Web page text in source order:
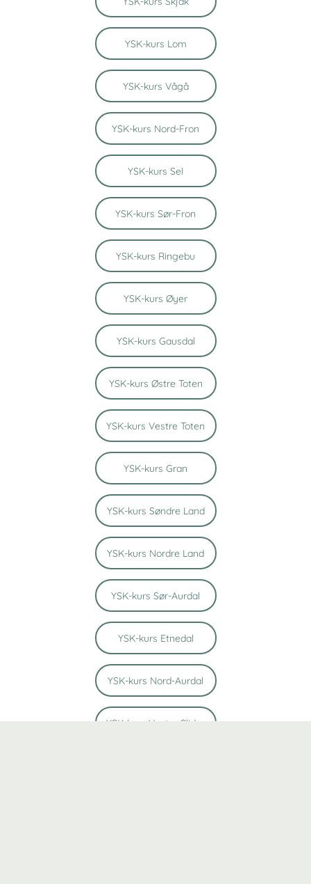
YSK-kurs Lom
YSK-kurs Vågå
YSK-kurs Nord-Fron
YSK-kurs Sel
YSK-kurs Sør-Fron
YSK-kurs Ringebu
YSK-kurs Øyer
YSK-kurs Gausdal
YSK-kurs Østre Toten
YSK-kurs Vestre Toten
YSK-kurs Gran
YSK-kurs Søndre Land
YSK-kurs Nordre Land
YSK-kurs Sør-Aurdal
YSK-kurs Etnedal
YSK-kurs Nord-Aurdal
YSK-kurs Vestre Slidre